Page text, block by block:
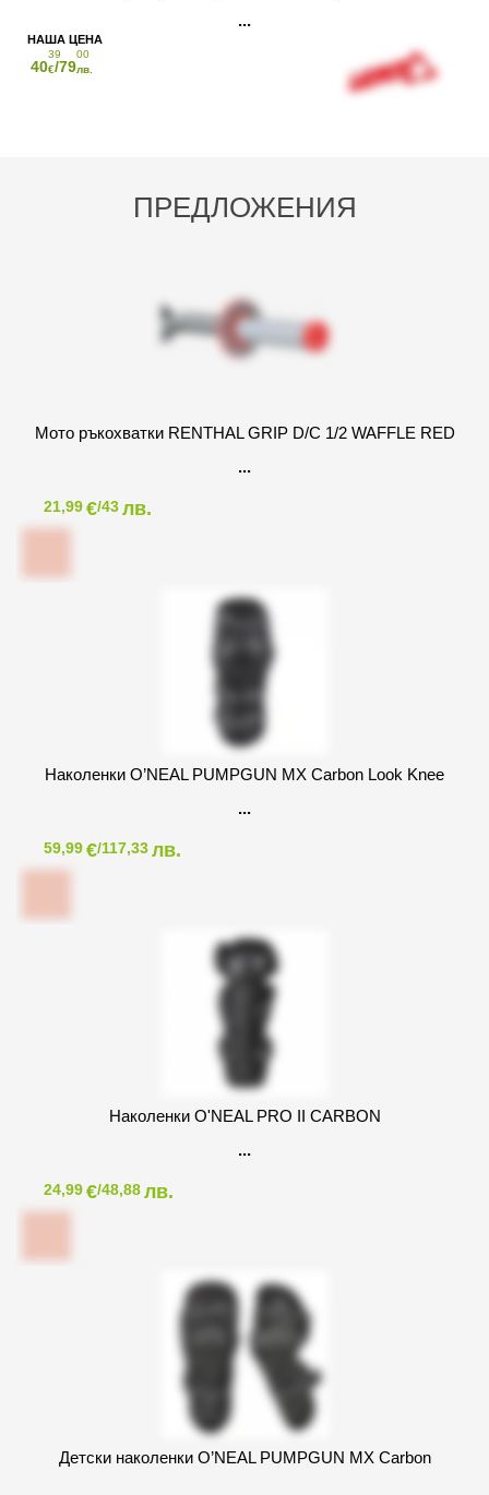
ПРЕДЛОЖЕНИЯ
Мото ръкохватки RENTHAL GRIP D/C 1/2 WAFFLE RED
21,99€/43лв.
Наколенки O’NEAL PUMPGUN MX Carbon Look Knee
59,99€/117,33лв.
Наколенки O'NEAL PRO II CARBON
24,99€/48,88лв.
Детски наколенки O’NEAL PUMPGUN MX Carbon
40
39
€/79
00
лв.